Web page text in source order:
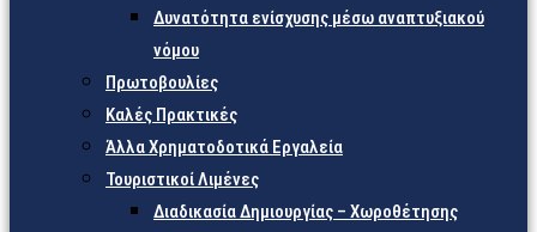
Δυνατότητα ενίσχυσης μέσω αναπτυξιακού
νόμου
Πρωτοβουλίες
Καλές Πρακτικές
Άλλα Χρηματοδοτικά Εργαλεία
Τουριστικοί Λιμένες
Διαδικασία Δημιουργίας – Χωροθέτησης